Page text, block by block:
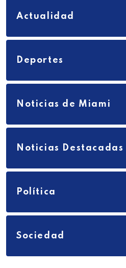
Actualidad
Deportes
Noticias de Miami
Noticias Destacadas
Política
Sociedad